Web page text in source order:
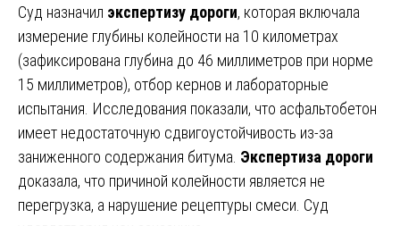
Суд назначил экспертизу дороги, которая включала
измерение глубины колейности на 10 километрах
(зафиксирована глубина до 46 миллиметров при норме
15 миллиметров), отбор кернов и лабораторные
испытания. Исследования показали, что асфальтобетон
имеет недостаточную сдвигоустойчивость из-за
заниженного содержания битума. Экспертиза дороги
доказала, что причиной колейности является не
перегрузка, а нарушение рецептуры смеси. Суд